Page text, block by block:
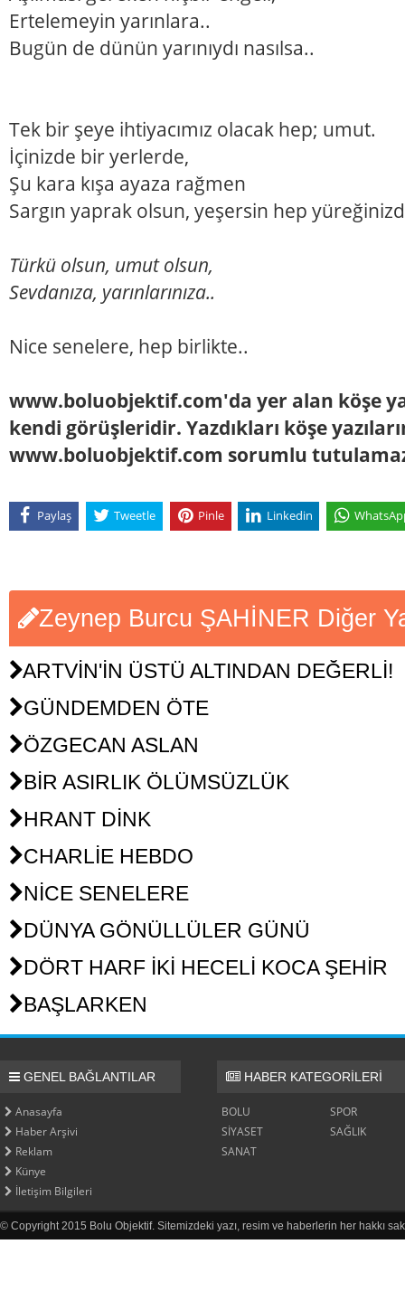
Ertelemeyin yarınlara..
Bugün de dünün yarınıydı nasılsa..
Tek bir şeye ihtiyacımız olacak hep; umut.
İçinizde bir yerlerde,
Şu kara kışa ayaza rağmen
Sargın yaprak olsun, yeşersin hep
Türkü olsun, umut olsun,
Sevdanıza, yarınlarınıza..
Nice senelere, hep birlikte..
www.boluobjektif.com'da yer alan köşe
kendi görüşleridir. Yazdıkları köşe
www.boluobjektif.com sorumlu
Paylaş Tweetle Pinle Linkedin
Zeynep Burcu ŞAHİNER Diğer
ARTVİN'İN ÜSTÜ ALTINDAN DEĞERLİ!
GÜNDEMDEN ÖTE
ÖZGECAN ASLAN
BİR ASIRLIK ÖLÜMSÜZLÜK
HRANT DİNK
CHARLİE HEBDO
NİCE SENELERE
DÜNYA GÖNÜLLÜLER GÜNÜ
DÖRT HARF İKİ HECELİ KOCA ŞEHİR
BAŞLARKEN
GENEL BAĞLANTILAR
Anasayfa
Haber Arşivi
Reklam
Künye
İletişim Bilgileri
HABER KATEGORİLERİ
BOLU
SPOR
SİYASET
SAĞLIK
SANAT
© Copyright 2015 Bolu Objektif. Sitemizdeki yazı, resim ve haberlerin her hakkı